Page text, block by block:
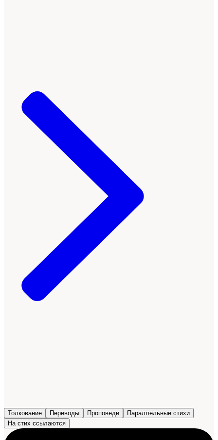
Толкование Переводы Проповеди
Параллельные стихи
На стих ссылаются